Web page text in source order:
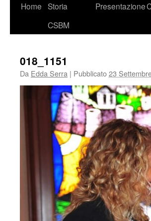
VaiHome Storia
CSBM
Presentazione
018_1151
Da Edda Serra | Pubblicato23